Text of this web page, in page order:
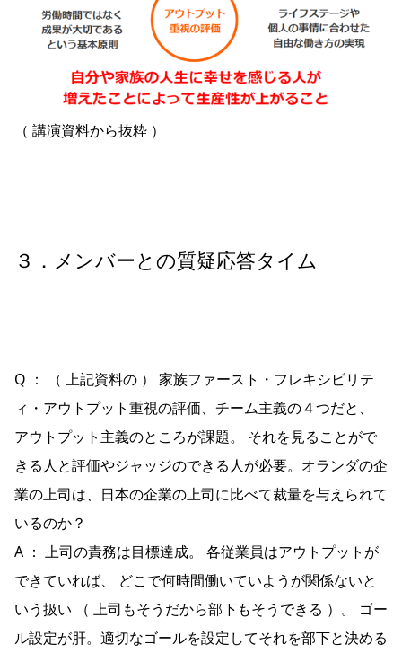
（ 講演資料から抜粋 ）
３．メンバーとの質疑応答タイム
Q ： （ 上記資料の ） 家族ファースト・フレキシビリテ
ィ・アウトプット重視の評価、チーム主義の４つだと、
アウトプット主義のところが課題。 それを見ることがで
きる人と評価やジャッジのできる人が必要。オランダの企
業の上司は、日本の企業の上司に比べて裁量を与えられて
いるのか？
A ： 上司の責務は目標達成。 各従業員はアウトプットが
できていれば、 どこで何時間働いていようが関係ないと
いう扱い （ 上司もそうだから部下もそうできる ）。 ゴー
ル設定が肝。適切なゴールを設定してそれを部下と決める